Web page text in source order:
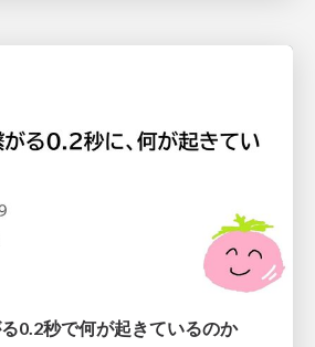
0.2秒で何が起きているのか